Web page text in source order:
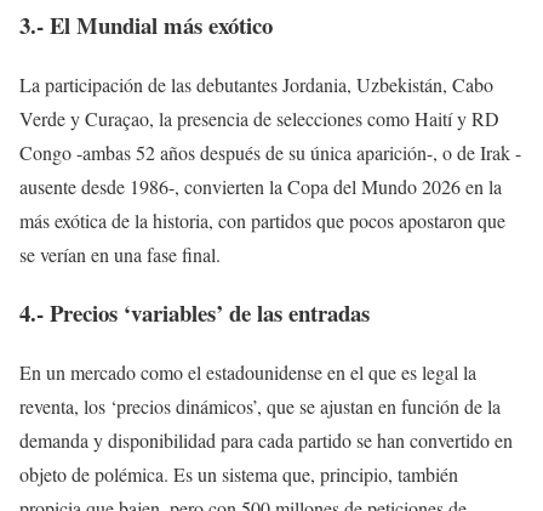
3.- El Mundial más exótico
La participación de las debutantes Jordania, Uzbekistán, Cabo
Verde y Curaçao, la presencia de selecciones como Haití y RD
Congo -ambas 52 años después de su única aparición-, o de Irak -
ausente desde 1986-, convierten la Copa del Mundo 2026 en la
más exótica de la historia, con partidos que pocos apostaron que
se verían en una fase final.
4.- Precios ‘variables’ de las entradas
En un mercado como el estadounidense en el que es legal la
reventa, los ‘precios dinámicos’, que se ajustan en función de la
demanda y disponibilidad para cada partido se han convertido en
objeto de polémica. Es un sistema que, principio, también